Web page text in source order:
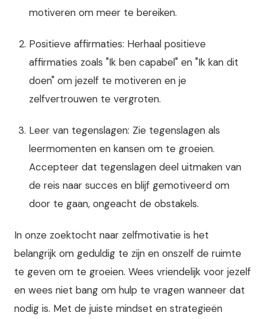
motiveren om meer te bereiken.
Positieve affirmaties: Herhaal positieve
affirmaties zoals "Ik ben capabel" en "Ik kan dit
doen" om jezelf te motiveren en je
zelfvertrouwen te vergroten.
Leer van tegenslagen: Zie tegenslagen als
leermomenten en kansen om te groeien.
Accepteer dat tegenslagen deel uitmaken van
de reis naar succes en blijf gemotiveerd om
door te gaan, ongeacht de obstakels.
In onze zoektocht naar zelfmotivatie is het
belangrijk om geduldig te zijn en onszelf de ruimte
te geven om te groeien. Wees vriendelijk voor jezelf
en wees niet bang om hulp te vragen wanneer dat
nodig is. Met de juiste mindset en strategieën